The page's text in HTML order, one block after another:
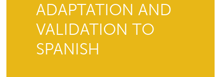
ADAPTATION AND
VALIDATION TO
SPANISH